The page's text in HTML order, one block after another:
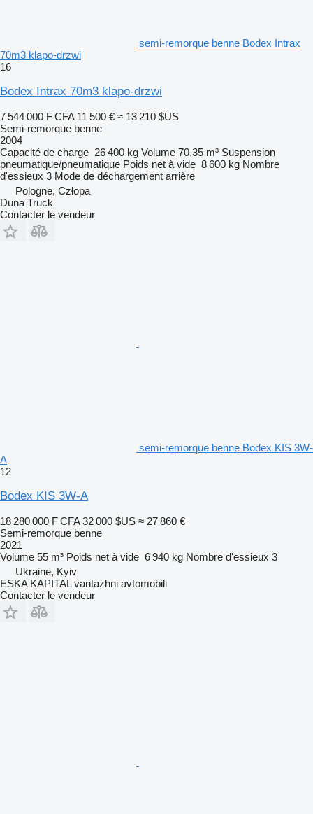
semi-remorque benne Bodex Intrax
70m3 klapo-drzwi
16
Bodex Intrax 70m3 klapo-drzwi
7 544 000 F CFA 11 500 € ≈ 13 210 $US
Semi-remorque benne
2004
Capacité de charge 26 400 kg Volume 70,35 m³ Suspension
pneumatique/pneumatique Poids net à vide 8 600 kg Nombre
d'essieux 3 Mode de déchargement arrière
Pologne, Człopa
Duna Truck
Contacter le vendeur
semi-remorque benne Bodex KIS 3W-
A
12
Bodex KIS 3W-A
18 280 000 F CFA 32 000 $US ≈ 27 860 €
Semi-remorque benne
2021
Volume 55 m³ Poids net à vide 6 940 kg Nombre d'essieux 3
Ukraine, Kyiv
ESKA KAPITAL vantazhni avtomobili
Contacter le vendeur